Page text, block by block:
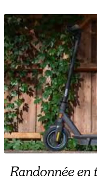
Randonnée